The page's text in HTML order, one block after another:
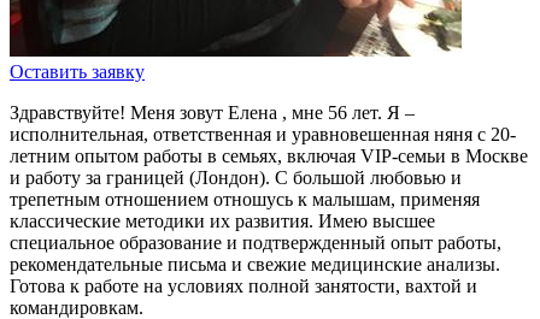
Оставить заявку
Здравствуйте! Меня зовут Елена , мне 56 лет. Я –
исполнительная, ответственная и уравновешенная няня с 20-
летним опытом работы в семьях, включая VIP-семьи в Москве
и работу за границей (Лондон). С большой любовью и
трепетным отношением отношусь к малышам, применяя
классические методики их развития. Имею высшее
специальное образование и подтвержденный опыт работы,
рекомендательные письма и свежие медицинские анализы.
Готова к работе на условиях полной занятости, вахтой и
командировкам.